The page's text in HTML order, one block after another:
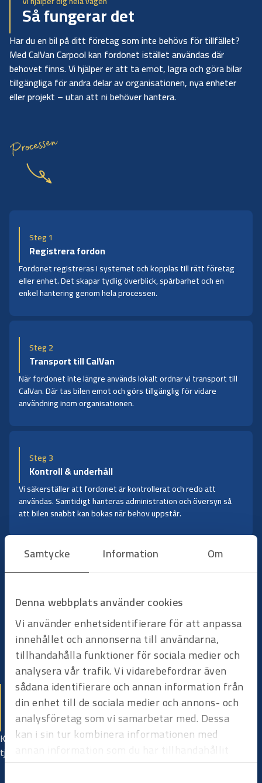
Samtycke Information Om
Denna webbplats använder cookies
Vi använder enhetsidentifierare för att anpassa
innehållet och annonserna till användarna,
tillhandahålla funktioner för sociala medier och
analysera vår trafik. Vi vidarebefordrar även
sådana identifierare och annan information från
din enhet till de sociala medier och annons- och
analysföretag som vi samarbetar med. Dessa
kan i sin tur kombinera informationen med
eller som de har samlat in när du har använt
Så fungerar det
Har du en bil på ditt företag som inte behövs för tillfället?
Med CalVan Carpool kan fordonet istället användas där
behovet finns. Vi hjälper er att ta emot, lagra och göra bilar
tillgängliga för andra delar av organisationen, nya enheter
eller projekt – utan att ni behöver hantera.
Processen
Steg 1
Registrera fordon
Fordonet registreras i systemet och kopplas till rätt företag
eller enhet. Det skapar tydlig överblick, spårbarhet och en
enkel hantering genom hela processen.
Steg 2
Transport till CalVan
När fordonet inte längre används lokalt ordnar vi transport till
CalVan. Där tas bilen emot och görs tillgänglig för vidare
användning inom organisationen.
Steg 3
Kontroll & underhåll
Vi säkerställer att fordonet är kontrollerat och redo att
användas. Samtidigt hanteras administration och översyn så
att bilen snabbt kan bokas när behov uppstår.
När en annan enhet eller ett nytt projekt behöver fordon
bokas bilen enkelt. Rätt bil på rätt plats, utan stillestånd eller
onödig intern samordning.
Vi hjälper dig hela vägen
Vi berättar mer
Kontakta oss för mer information eller för att diskutera hur våra
tjänster kan anpassas efter er verksamhet.